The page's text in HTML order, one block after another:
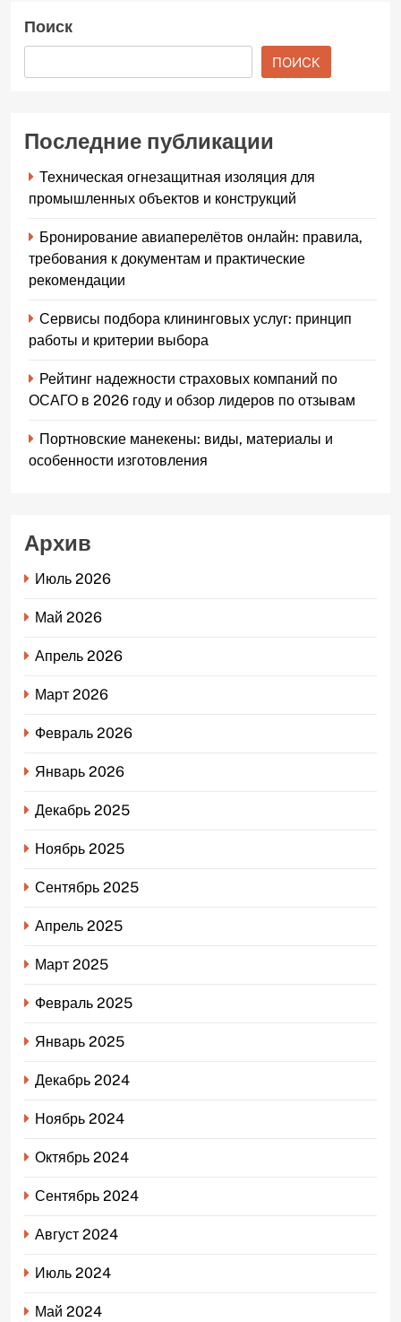
Поиск
ПОИСК
Последние публикации
Техническая огнезащитная изоляция для
промышленных объектов и конструкций
Бронирование авиаперелётов онлайн: правила,
требования к документам и практические
рекомендации
Сервисы подбора клининговых услуг: принцип
работы и критерии выбора
Рейтинг надежности страховых компаний по
ОСАГО в 2026 году и обзор лидеров по отзывам
Портновские манекены: виды, материалы и
особенности изготовления
Архив
Июль 2026
Май 2026
Апрель 2026
Март 2026
Февраль 2026
Январь 2026
Декабрь 2025
Ноябрь 2025
Сентябрь 2025
Апрель 2025
Март 2025
Февраль 2025
Январь 2025
Декабрь 2024
Ноябрь 2024
Октябрь 2024
Сентябрь 2024
Август 2024
Июль 2024
Май 2024